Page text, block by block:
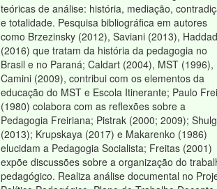
teóricas de análise: história, mediação,
e totalidade. Pesquisa bibliográfica em autores
como Brzezinsky (2012), Saviani (2013), Haddad
(2016) que tratam da história da pedagogia no
Brasil e no Paraná; Caldart (2004), MST (1996),
Camini (2009), contribui com os elementos da
educação do MST e Escola Itinerante; Paulo
(1980) colabora com as reflexões sobre a
Pedagogia Freiriana; Pistrak (2000; 2009);
(2013); Krupskaya (2017) e Makarenko (1986)
elucidam a Pedagogia Socialista; Freitas (2001)
expõe discussões sobre a organização do
pedagógico. Realiza análise documental no